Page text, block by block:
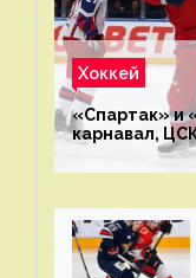
Хоккей
«Спартак» и
карнавал,
чемпиона.
на Западе